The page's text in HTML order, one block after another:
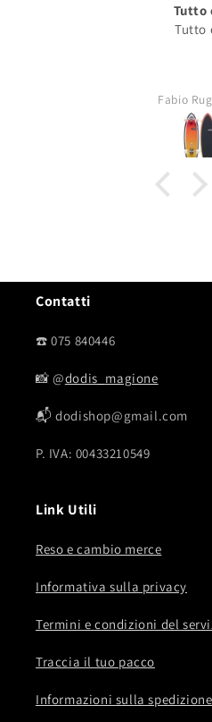
Very good product
L.W.
Contatti
☎️ 075 840446
📸 @dodis_magione
📬 dodishop@gmail.com
P. IVA: 00433210549
Link Utili
Reso e cambio merce
Informativa sulla privacy
Termini e condizioni del
Traccia il tuo pacco
Informazioni sulla spedizione